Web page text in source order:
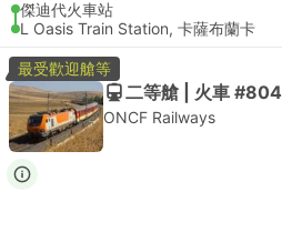
傑迪代火車站
L Oasis Train Station, 卡薩布蘭卡
最受歡迎艙等
二等艙 | 火車 #804
ONCF Railways